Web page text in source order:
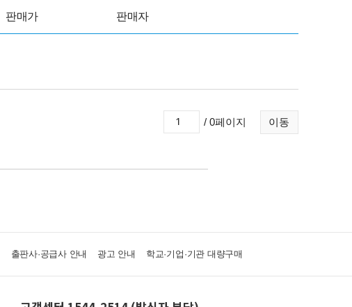
판매가 판매자
이동
/ 0페이지
출판사·공급사 안내 광고 안내 학교·기업·기관 대량구매